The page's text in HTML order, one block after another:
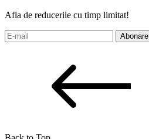
Afla de reducerile cu timp limitat!
Abonare